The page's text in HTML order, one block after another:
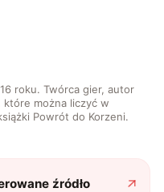
roku. Twórca gier, autor
można liczyć w
Powrót do Korzeni.
źródło